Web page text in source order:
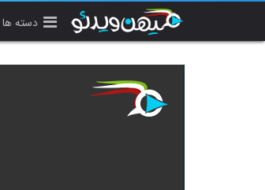
دسته ها